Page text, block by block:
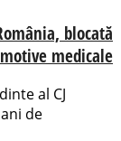
blocată
medicale
al CJ
de